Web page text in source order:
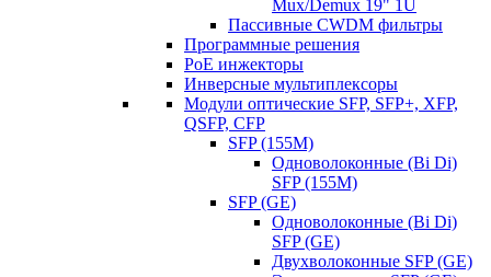
Mux/Demux 19" 1U
Пассивные CWDM фильтры
Программные решения
PoE инжекторы
Инверсные мультиплексоры
Модули оптические SFP, SFP+, XFP,
QSFP, CFP
SFP (155M)
Одноволоконные (Bi Di)
SFP (155M)
SFP (GE)
Одноволоконные (Bi Di)
SFP (GE)
Двухволоконные SFP (GE)